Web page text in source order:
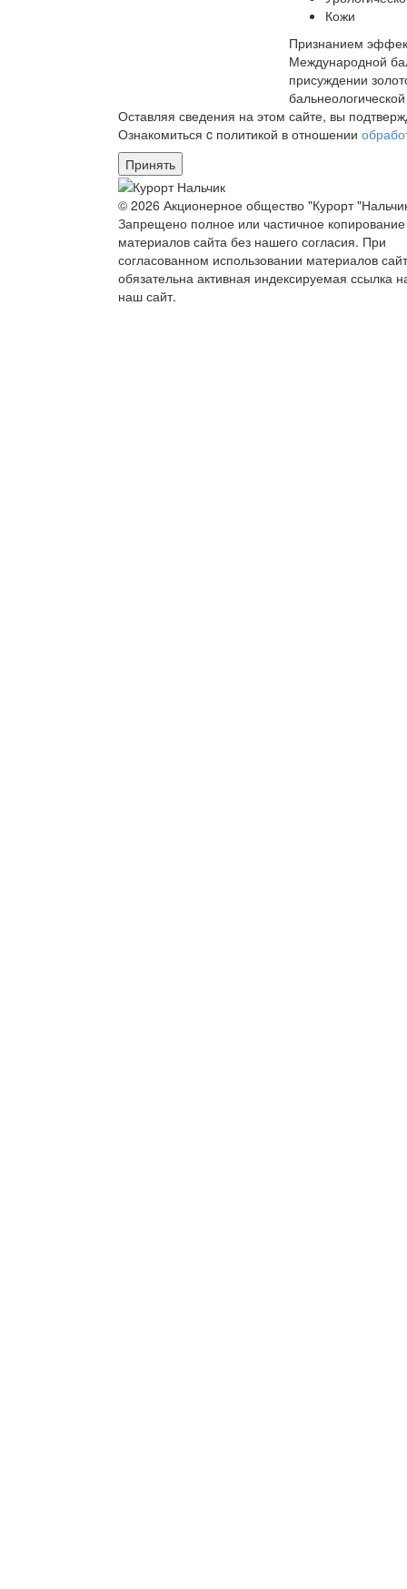
Кожи
Признанием
Международной
присуждении
Оставляя сведения на этом сайте, вы
Ознакомиться c политикой в отношении
Принять
© 2026 Акционерное общество "Курорт
Запрещено полное или частичное копирование
материалов сайта без нашего согласия. При
согласованном использовании материалов
обязательна активная индексируемая ссылка
наш сайт.